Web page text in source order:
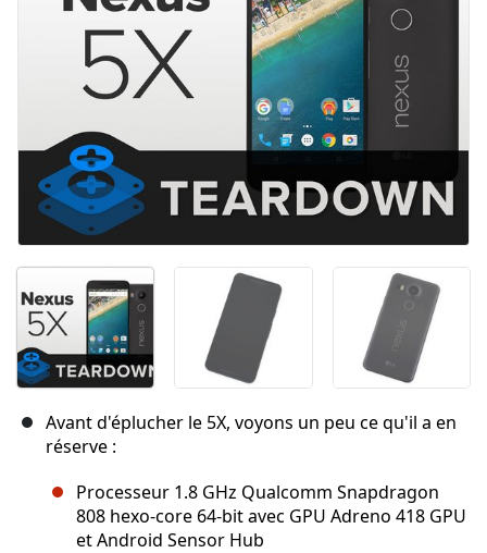
Avant d'éplucher le 5X, voyons un peu ce qu'il a en
réserve :
Processeur 1.8 GHz Qualcomm Snapdragon
808 hexo-core 64-bit avec GPU Adreno 418 GPU
et Android Sensor Hub